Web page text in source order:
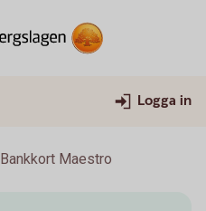
Logga in
Bankkort Maestro